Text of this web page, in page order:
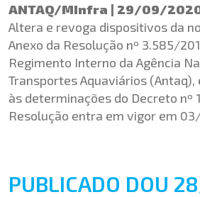
ANTAQ/MInfra | 29/09/
Altera e revoga dispositivos da
Anexo da Resolução nº 3.585/
Regimento Interno da Agência
Transportes Aquaviários
às determinações do Decreto nº
Resolução entra em vigor em
PUBLICADO DOU